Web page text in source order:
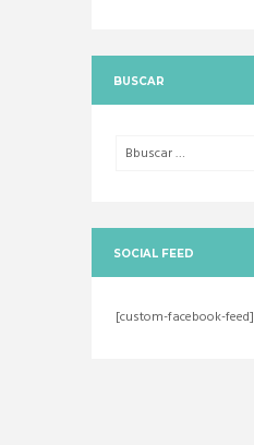
BUSCAR
SOCIAL FEED
[custom-facebook-feed]